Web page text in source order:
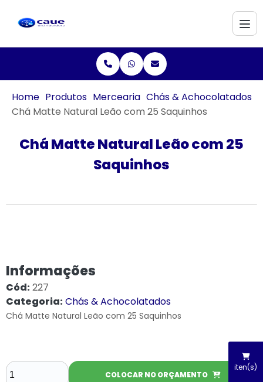
iten(s)
Home Produtos Mercearia Chás & Achocolatados
Chá Matte Natural Leão com 25 Saquinhos
Chá Matte Natural Leão com 25
Saquinhos
Informações
Cód:227
Categoria:Chás & Achocolatados
Chá Matte Natural Leão com 25 Saquinhos
COLOCAR NO ORÇAMENTO